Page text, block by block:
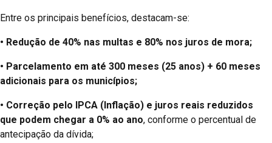
Entre os principais benefícios, destacam-se:
• Redução de 40% nas multas e 80% nos juros de mora;
• Parcelamento em até 300 meses (25 anos) + 60 meses
adicionais para os municípios;
• Correção pelo IPCA (Inflação) e juros reais reduzidos
que podem chegar a 0% ao ano, conforme o percentual de
antecipação da dívida;